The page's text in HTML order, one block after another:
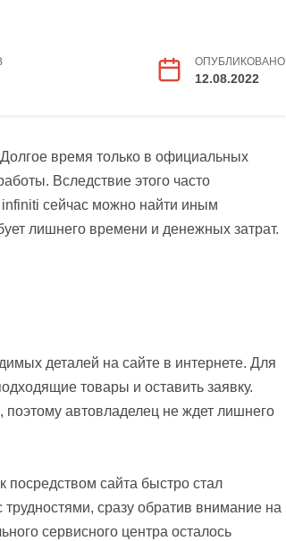
ОПУБЛИКОВАНО
12.08.2022
время только в официальных
Вследствие этого часто
infiniti сейчас можно найти иным
лишнего времени и денежных затрат.
деталей на сайте в интернете. Для
товары и оставить заявку.
поэтому автовладелец не ждет лишнего
посредством сайта быстро стал
сразу обратив внимание на
сервисного центра осталось